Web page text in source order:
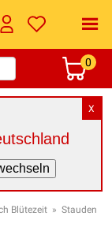
0
X
Blütezeit » Stauden